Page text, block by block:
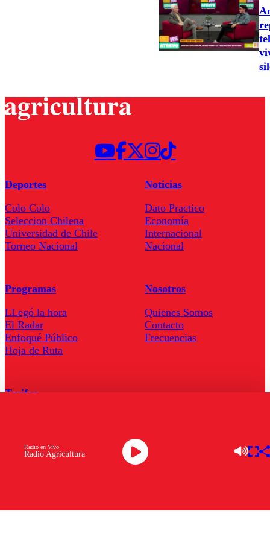
Radio Agricultura
Radio en Vivo
Deportes
Colo Colo
Seleccion Chilena
Universidad de Chile
Torneo Nacional
Noticias
Dato Practico
Economía
Internacional
Nacional
Programas
LLegó la hora
El Radar
Enfoqué Público
Hoja de Ruta
Nosotros
Quienes Somos
Contacto
Frecuencias
Tarifas
Descarga la APP